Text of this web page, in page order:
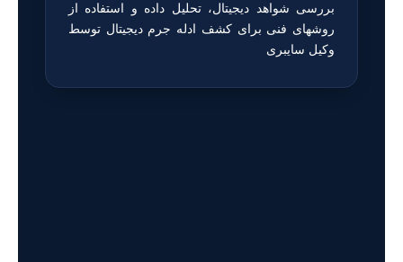
بررسی شواهد دیجیتال، تحلیل داده و استفاده از
روشهای فنی برای کشف ادله جرم دیجیتال توسط
وکیل سایبری